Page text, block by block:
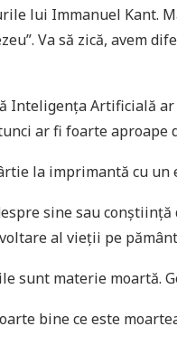
lui Immanuel Kant.
Va să zică, avem
Inteligența Artificială
ar fi foarte aproape
la imprimantă cu
sine sau
al vieții pe
sunt materie moartă.
bine ce este